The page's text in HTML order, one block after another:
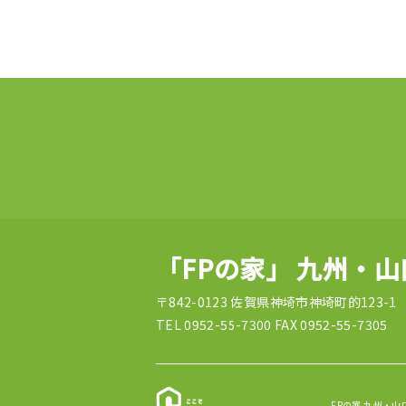
「FPの家」 九州・
〒842-0123 佐賀県神埼市神埼町的123-1
TEL 0952-55-7300 FAX 0952-55-7305